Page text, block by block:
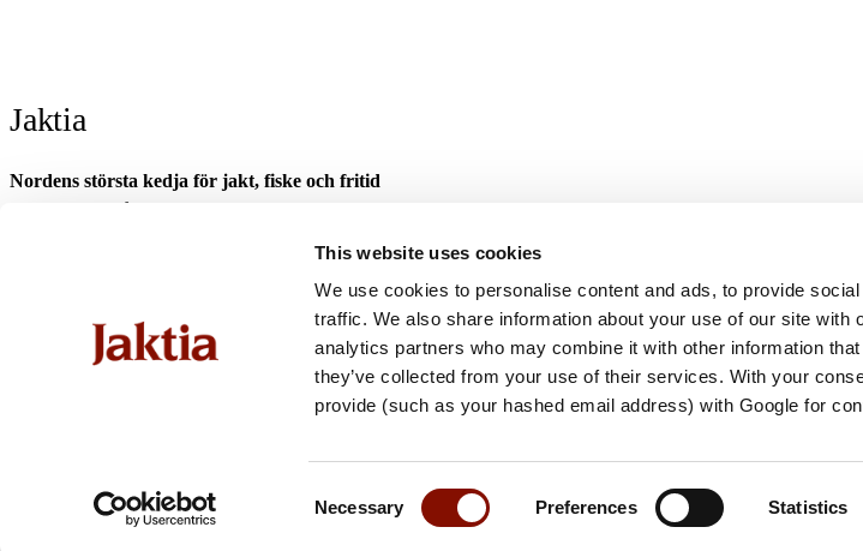
This website uses cookies
We use cookies to personalise content and ads, to provide
traffic. We also share information about your use of our site with
analytics partners who may combine it with other information
they’ve collected from your use of their services. With your
provide (such as your hashed email address) with Google for
Necessary Preferences Statistics
Jaktia
Nordens största kedja för jakt, fiske och fritid
Jaktia, som ingår i Burdock Outdoor Group, är en franchisekedja med ett totalt 160-tal butiker i Norge, Sverige
optik och teknikprylar till hundprodukter, kläder, skor och matutrustning – och allt annat som bidrar till bästa
fiske- och naturupplevelser tillsammans med familj och vänner.
Jaktia är fullvärdiga medlemmar i Svenska Franchise Föreningen.
© Copyright